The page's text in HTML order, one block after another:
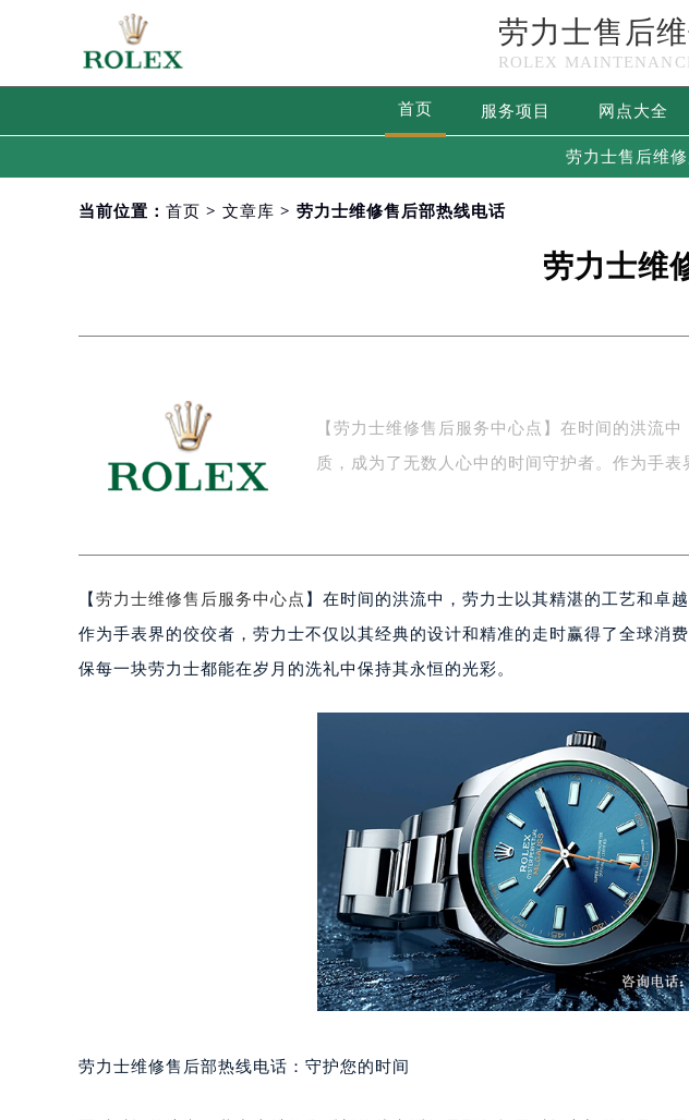
劳力士售后
ROLEX
首页 服务项目 网点大全
劳力士售后维
当前位置： 首页 > 文章库 > 劳力士维修售后部热线电话
劳力士维
【劳力士维修售后服务中心点】在时间的洪流
质，成为了无数人心中的时间守护者。作为手
【 劳力士维修售后服务中心点 】在时间的洪流中，劳力士以其精湛的工艺和卓
作为手表界的佼佼者，劳力士不仅以其经典的设计和精准的走时赢得了全球消
保每一块劳力士都能在岁月的洗礼中保持其永恒的光彩。
劳力士维修售后部热线电话：守护您的时间